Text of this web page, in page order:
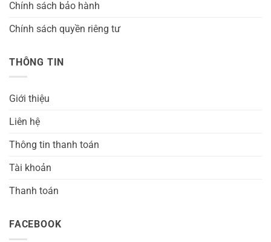
Chính sách bảo hành
Chính sách quyền riêng tư
THÔNG TIN
Giới thiệu
Liên hệ
Thông tin thanh toán
Tài khoản
Thanh toán
FACEBOOK